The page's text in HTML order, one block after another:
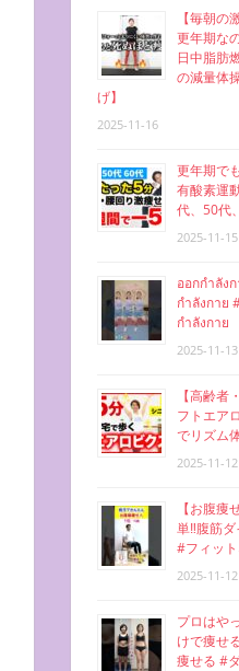
【毎朝の
更年期な
日中脂肪
の減量体
げ】
2025-11-16
更年期で
有酸素運
代、50代
2025-11-15
ออกกำลัง
กำลังกาย
กำลังกาย
2025-11-13
【高齢者
フトエア
でリズム
2025-11-12
【お腹痩
単‼︎腹筋ダ
#フィッ
2025-11-12
プロはや
けで痩せ
痩せる #